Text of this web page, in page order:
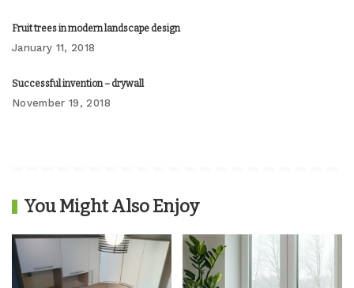
Fruit trees in modern landscape design
January 11, 2018
Successful invention – drywall
November 19, 2018
You Might Also Enjoy